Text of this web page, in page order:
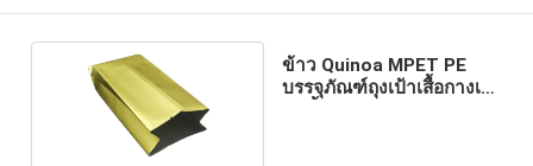
ข้าว Quinoa MPET PE
บรรจุภัณฑ์ถุงเป้าเสื้อกางเกง